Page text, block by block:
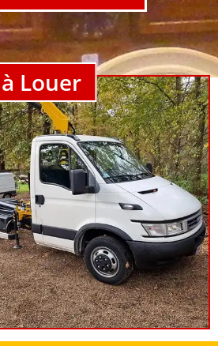
à Louer